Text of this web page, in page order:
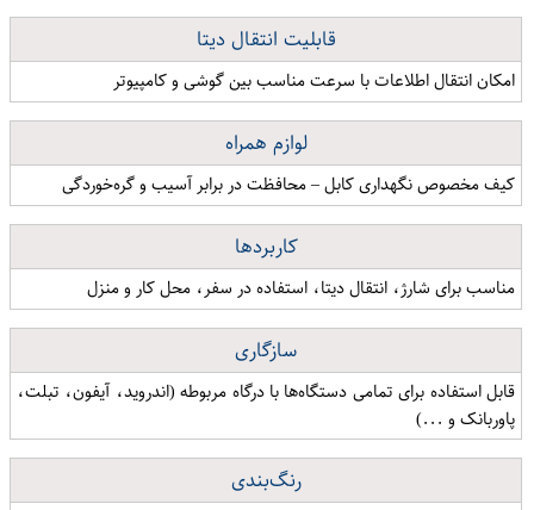
قابلیت انتقال دیتا
امکان انتقال اطلاعات با سرعت مناسب بین گوشی و کامپیوتر
لوازم همراه
کیف مخصوص نگهداری کابل – محافظت در برابر آسیب و گره‌خوردگی
کاربردها
مناسب برای شارژ، انتقال دیتا، استفاده در سفر، محل کار و منزل
سازگاری
قابل استفاده برای تمامی دستگاه‌ها با درگاه مربوطه (اندروید، آیفون، تبلت،
پاوربانک و ...)
رنگ‌بندی